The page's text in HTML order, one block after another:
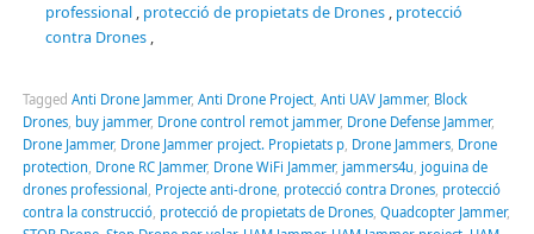
professional, protecció de propietats de Drones, protecció
contra Drones,
Tagged Anti Drone Jammer, Anti Drone Project, Anti UAV Jammer, Block
Drones, buy jammer, Drone control remot jammer, Drone Defense Jammer,
Drone Jammer, Drone Jammer project. Propietats p, Drone Jammers, Drone
protection Drone RC Jammer, Drone WiFi Jammer, jammers4u joguina de
drones professional
Projecte anti-drone, protecció contra Drones, protecció
contra la construcció, protecció de propietats de Drones, Quadcopter Jammer,